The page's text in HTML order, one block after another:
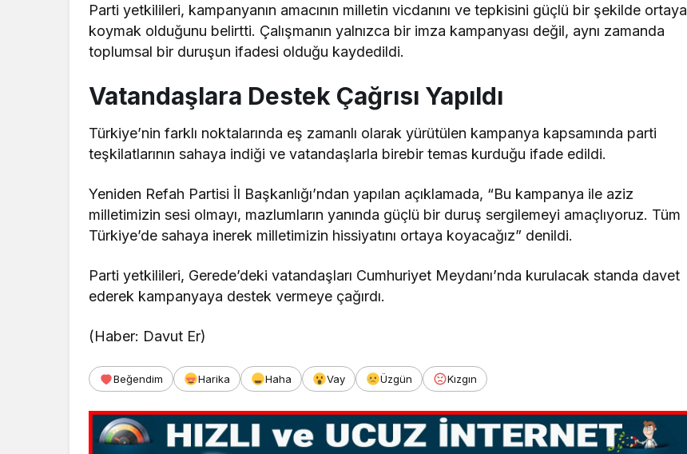
Parti yetkilileri, kampanyanın amacının milletin vicdanını ve tepkisini güçlü bir şekilde ortaya
koymak olduğunu belirtti. Çalışmanın yalnızca bir imza kampanyası değil, aynı zamanda
toplumsal bir duruşun ifadesi olduğu kaydedildi.
Vatandaşlara Destek Çağrısı Yapıldı
Türkiye’nin farklı noktalarında eş zamanlı olarak yürütülen kampanya kapsamında parti
teşkilatlarının sahaya indiği ve vatandaşlarla birebir temas kurduğu ifade edildi.
Yeniden Refah Partisi İl Başkanlığı’ndan yapılan açıklamada, “Bu kampanya ile aziz
milletimizin sesi olmayı, mazlumların yanında güçlü bir duruş sergilemeyi amaçlıyoruz. Tüm
Türkiye’de sahaya inerek milletimizin hissiyatını ortaya koyacağız” denildi.
Parti yetkilileri, Gerede’deki vatandaşları Cumhuriyet Meydanı’nda kurulacak standa davet
ederek kampanyaya destek vermeye çağırdı.
(Haber: Davut Er)
Beğendim Harika Haha Vay Üzgün Kızgın